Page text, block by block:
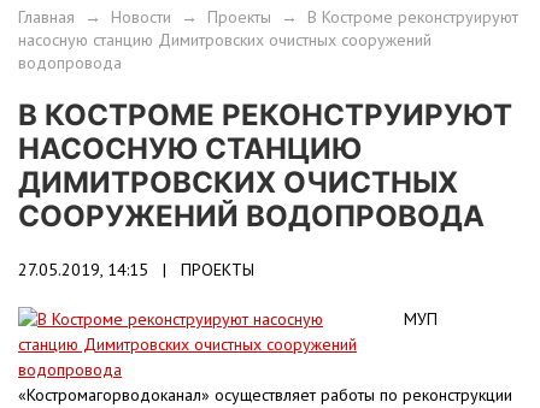
Главная → Новости → Проекты → В Костроме реконструируют
насосную станцию Димитровских очистных сооружений
водопровода
В КОСТРОМЕ РЕКОНСТРУИРУЮТ
НАСОСНУЮ СТАНЦИЮ
ДИМИТРОВСКИХ ОЧИСТНЫХ
СООРУЖЕНИЙ ВОДОПРОВОДА
27.05.2019, 14:15 | ПРОЕКТЫ
МУП
«Костромагорводоканал» осуществляет работы по реконструкции